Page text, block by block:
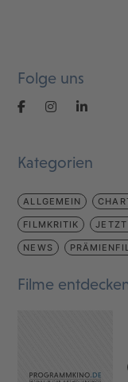
Folge uns
Kategorien
ALLGEMEIN
FILMKRITIK
NEWS
Filme